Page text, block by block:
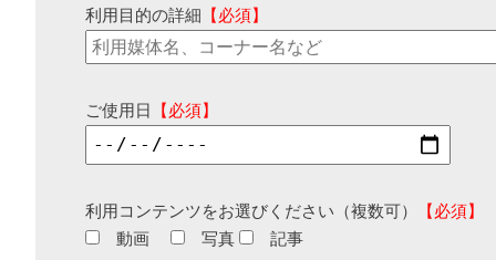
利用目的の詳細 【必須】
ご使用日 【必須】
利用コンテンツをお選びください（複数可）
【必須】
動画
写真 記事